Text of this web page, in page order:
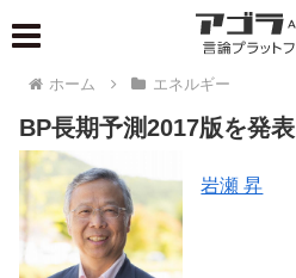
ホーム エネルギー
BP長期予測2017版を発表
岩瀬 昇